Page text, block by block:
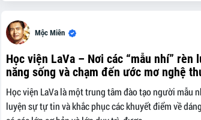
Mộc Miên
Học viện LaVa – Nơi các “mẫu nhí”
năng sống và chạm đến ước mơ nghệ
Học viện LaVa là một trung tâm đào tạo người mẫu
luyện sự tự tin và khắc phục các khuyết điểm về